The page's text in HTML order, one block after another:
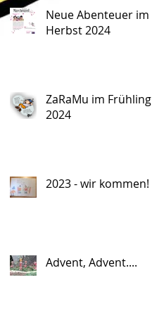
Neue Abenteuer im
Herbst 2024
ZaRaMu im Frühling
2024
2023 - wir kommen!
Advent, Advent....